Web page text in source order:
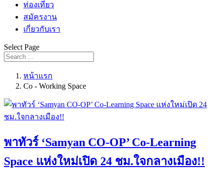
ท่องเที่ยว
สมัครงาน
เกี่ยวกับเรา
Select Page
หน้าแรก
Co - Working Space
พาทัวร์ ‘Samyan CO-OP’ Co-Learning
Space แห่งใหม่เปิด 24 ชม.ใจกลางเมือง!!